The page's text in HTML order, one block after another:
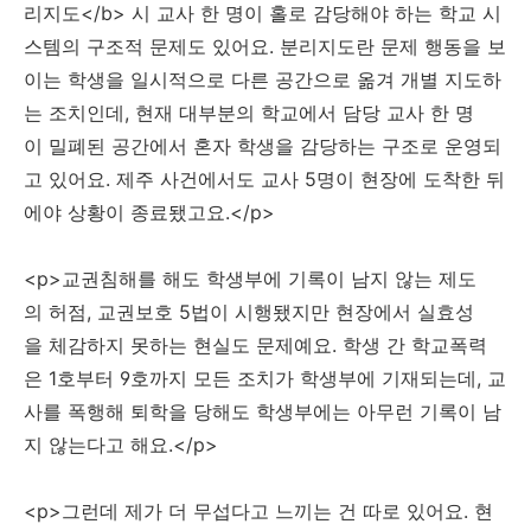
리지도</b> 시 교사 한 명이 홀로 감당해야 하는 학교 시
스템의 구조적 문제도 있어요. 분리지도란 문제 행동을 보
이는 학생을 일시적으로 다른 공간으로 옮겨 개별 지도하
는 조치인데, 현재 대부분의 학교에서 담당 교사 한 명
이 밀폐된 공간에서 혼자 학생을 감당하는 구조로 운영되
고 있어요. 제주 사건에서도 교사 5명이 현장에 도착한 뒤
에야 상황이 종료됐고요.</p>
<p>교권침해를 해도 학생부에 기록이 남지 않는 제도
의 허점, 교권보호 5법이 시행됐지만 현장에서 실효성
을 체감하지 못하는 현실도 문제예요. 학생 간 학교폭력
은 1호부터 9호까지 모든 조치가 학생부에 기재되는데, 교
사를 폭행해 퇴학을 당해도 학생부에는 아무런 기록이 남
지 않는다고 해요.</p>
<p>그런데 제가 더 무섭다고 느끼는 건 따로 있어요. 현